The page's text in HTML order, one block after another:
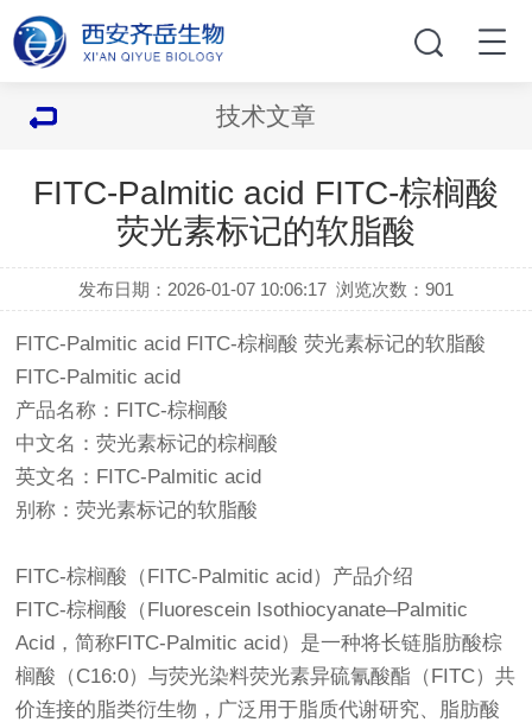
技术文章
FITC-Palmitic acid FITC-棕榈酸
荧光素标记的软脂酸
发布日期：2026-01-07 10:06:17 浏览次数：901
FITC-Palmitic acid FITC-棕榈酸 荧光素标记的软脂酸
FITC-Palmitic acid
产品名称：FITC-棕榈酸
中文名：荧光素标记的棕榈酸
英文名：FITC-Palmitic acid
别称：荧光素标记的软脂酸
FITC-棕榈酸（FITC-Palmitic acid）产品介绍
FITC-棕榈酸（Fluorescein Isothiocyanate–Palmitic
Acid，简称FITC-Palmitic acid）是一种将长链脂肪酸棕
榈酸（C16:0）与荧光染料荧光素异硫氰酸酯（FITC）共
价连接的脂类衍生物，广泛用于脂质代谢研究、脂肪酸